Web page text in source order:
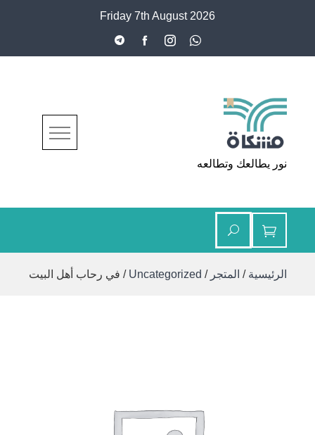
Friday 7th August 2026
مشكاة
نور يطالعك وتطالعه
الرئيسية / المتجر /
Uncategorized / في رحاب أهل البيت